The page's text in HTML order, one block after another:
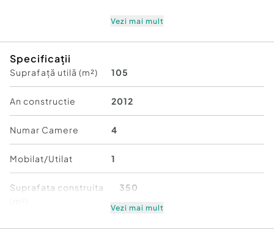
Teren generos: 350 mp
Compartimentare inteligenta si functionala:
Living spatios, luminos, cu bucatarie open-space
Vezi mai mult
Specificații
Suprafață utilă (m²) 105
An constructie 2012
Numar Camere 4
Mobilat/Utilat 1
Suprafata construita
350
Stare Bună
Vezi mai mult